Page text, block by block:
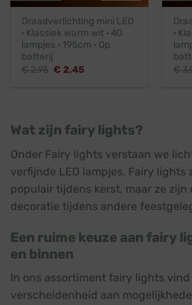
Draadverlichting mini LED
· Klassiek warm wit · 40
lampjes · 195cm · Op
batterij
€2,95 Oorspronkelijke
prijs
€ 2,45
·
€
Wat zijn fairy lights?
Onder Fairy lights verstaan we
verfijnde LED lampjes. Fairy lights
populair tijdens kerst, maar ze zijn
decoratie tijdens andere
Een ruime keuze aan fairy
en binnen
In ons assortiment fairy lights vind
verscheidenheid aan